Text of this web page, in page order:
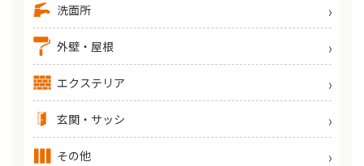
洗面所
外壁・屋根
エクステリア
玄関・サッシ
その他